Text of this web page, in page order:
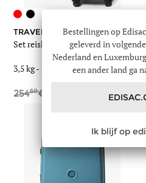
TRAVEL
Set reiskoffers sun
3,5 kg- 110 liter
25460
Bestellingen op
geleverd in
Nederland en
een ander land ga
Ik blijf op